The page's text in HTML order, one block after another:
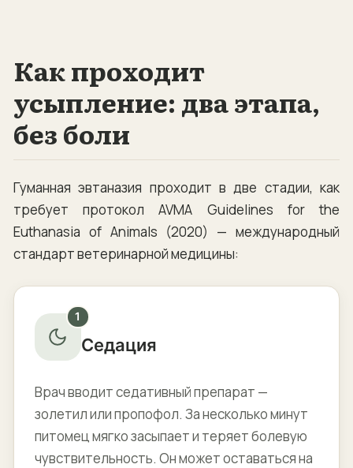
Как проходит
усыпление: два этапа,
без боли
Гуманная эвтаназия проходит в две стадии, как
требует протокол AVMA Guidelines for the
Euthanasia of Animals (2020) — международный
стандарт ветеринарной медицины:
1
Седация
Врач вводит седативный препарат —
золетил или пропофол. За несколько минут
питомец мягко засыпает и теряет болевую
чувствительность. Он может оставаться на